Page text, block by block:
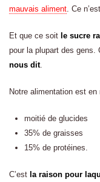
mauvais aliment. Ce
Et que ce soit le sucre
pour la plupart des gens.
nous dit.
Notre alimentation est
moitié de glucides
35% de graisses
15% de protéines.
C’est la raison pour